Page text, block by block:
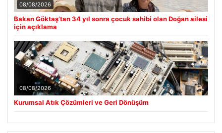
08/08/2026
Bakan Göktaş’tan 34 yıl sonra çocuk sahibi olan Doğan ailesi
için açıklama
08/08/2026
Kurumsal Atık Çözümleri ve Geri Dönüşüm